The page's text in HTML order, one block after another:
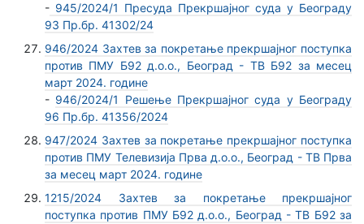
- 945/2024/1 Пресуда Прекршајног суда у Београду
93 Пр.бр. 41302/24
946/2024 Захтев за покретање прекршајног поступка
против ПМУ Б92 д.о.о., Београд - ТВ Б92 за месец
март 2024. године
- 946/2024/1 Решење Прекршајног суда у Београду
96 Пр.бр. 41356/2024
947/2024 Захтев за покретање прекршајног поступка
против ПМУ Телевизија Прва д.о.о., Београд - ТВ Прва
за месец март 2024. године
1215/2024 Захтев за покретање прекршајног
поступка против ПМУ Б92 д.о.о., Београд - ТВ Б92 за